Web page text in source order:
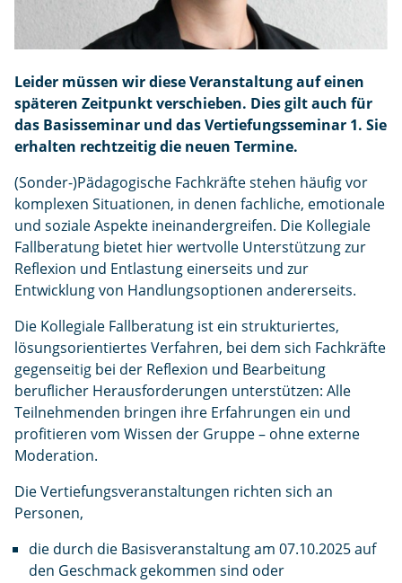
Leider müssen wir diese Veranstaltung auf einen
späteren Zeitpunkt verschieben. Dies gilt auch für
das Basisseminar und das Vertiefungsseminar 1. Sie
erhalten rechtzeitig die neuen Termine.
(Sonder-)Pädagogische Fachkräfte stehen häufig vor
komplexen Situationen, in denen fachliche, emotionale
und soziale Aspekte ineinandergreifen. Die Kollegiale
Fallberatung bietet hier wertvolle Unterstützung zur
Reflexion und Entlastung einerseits und zur
Entwicklung von Handlungsoptionen andererseits.
Die Kollegiale Fallberatung ist ein strukturiertes,
lösungsorientiertes Verfahren, bei dem sich Fachkräfte
gegenseitig bei der Reflexion und Bearbeitung
beruflicher Herausforderungen unterstützen: Alle
Teilnehmenden bringen ihre Erfahrungen ein und
profitieren vom Wissen der Gruppe – ohne externe
Moderation.
Die Vertiefungsveranstaltungen richten sich an
Personen,
die durch die Basisveranstaltung am 07.10.2025 auf
den Geschmack gekommen sind oder